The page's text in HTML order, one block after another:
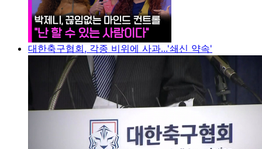
대한축구협회, 각종 비위에 사과...'쇄신 약속'